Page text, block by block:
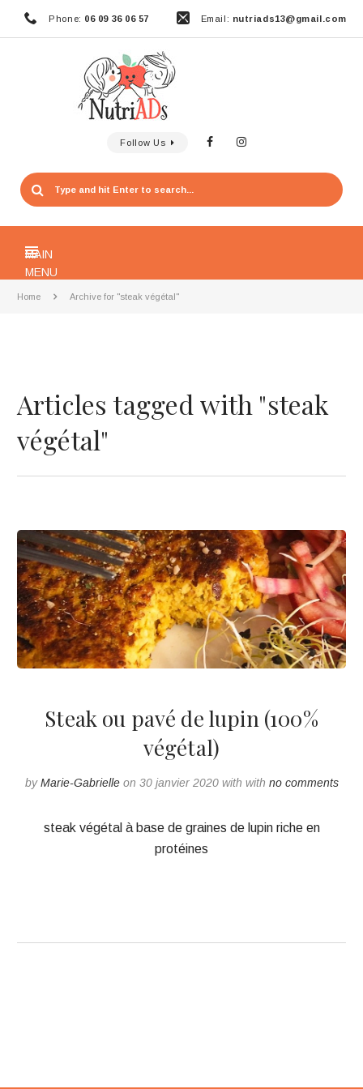
Phone: 06 09 36 06 57 Email: nutriads13@gmail.com
Follow Us
MAIN
MENU
Home Archive for "steak végétal"
Articles tagged with "steak
végétal"
Steak ou pavé de lupin (100%
végétal)
byMarie-Gabrielleon 30 janvier 2020 with with no comments
steak végétal à base de graines de lupin riche en
protéines